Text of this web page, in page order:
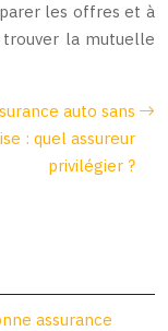
les offres et à
trouver la mutuelle
auto sans
: quel assureur
privilégier ?
assurance